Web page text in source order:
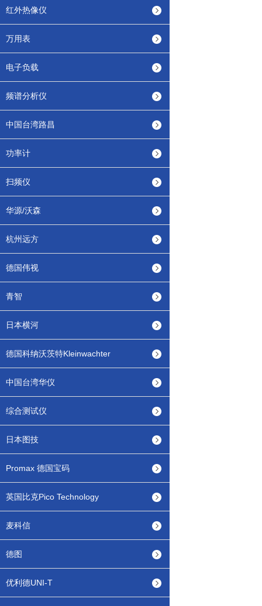
红外热像仪
万用表
电子负载
频谱分析仪
中国台湾路昌
功率计
扫频仪
华源/沃森
杭州远方
德国伟视
青智
日本横河
德国科纳沃茨特Kleinwachter
中国台湾华仪
综合测试仪
日本图技
Promax 德国宝码
英国比克Pico Technology
麦科信
德图
优利德UNI-T